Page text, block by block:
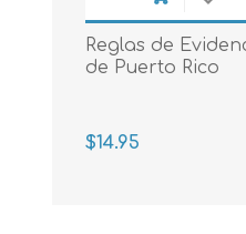
Reglas de
de Puerto Rico
$14.95